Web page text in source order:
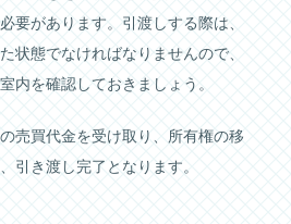
要があります。引渡しする際は、
状態でなければなりませんので、
内を確認しておきましょう。
売買代金を受け取り、所有権の移
引き渡し完了となります。